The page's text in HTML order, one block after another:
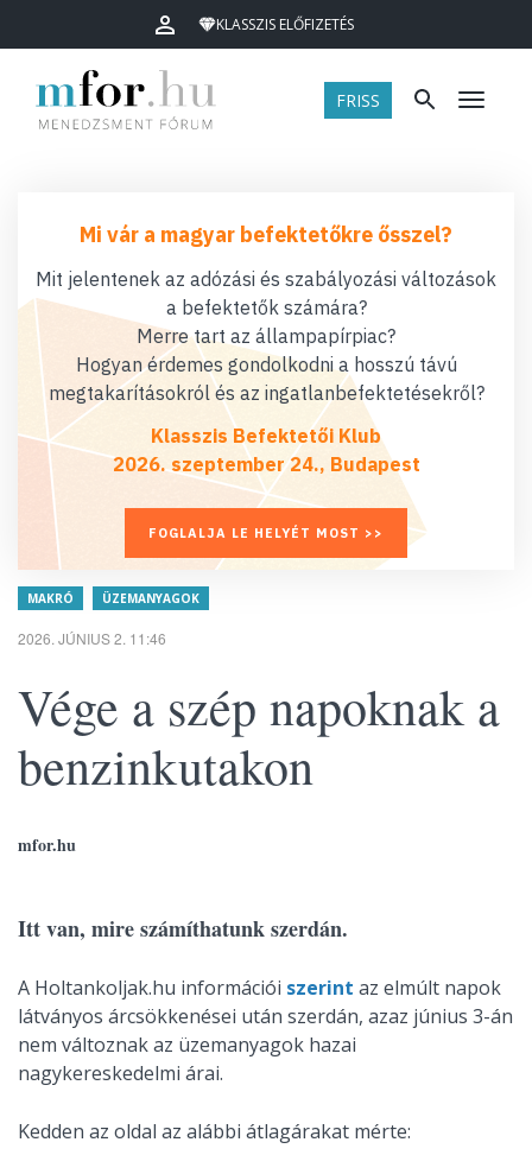
KLASSZIS ELŐFIZETÉS
FRISS Menü
Mi vár a magyar befektetőkre ősszel?
Mit jelentenek az adózási és szabályozási változások
a befektetők számára?
Merre tart az állampapírpiac?
Hogyan érdemes gondolkodni a hosszú távú
megtakarításokról és az ingatlanbefektetésekről?
Klasszis Befektetői Klub
2026. szeptember 24., Budapest
FOGLALJA LE HELYÉT MOST >>
MAKRÓ ÜZEMANYAGOK
2026. JÚNIUS 2. 11:46
Vége a szép napoknak a
benzinkutakon
mfor.hu
Itt van, mire számíthatunk szerdán.
A Holtankoljak.hu információi szerint az elmúlt napok
látványos árcsökkenései után szerdán, azaz június 3-án
nem változnak az üzemanyagok hazai
nagykereskedelmi árai.
Kedden az oldal az alábbi átlagárakat mérte: